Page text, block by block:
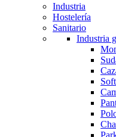
Industria
Hostelería
Sanitario
Industria